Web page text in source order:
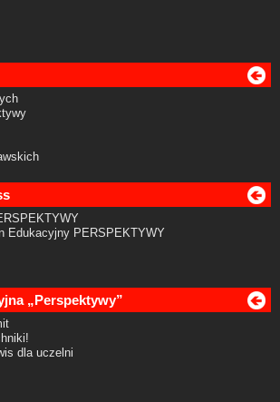
Edukacyjny PERSPEKTYWY
„Perspektywy”
dla uczelni